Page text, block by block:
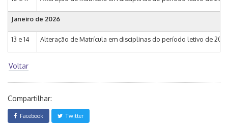
Janeiro de 2026
13 e 14 Alteração de Matrícula em disciplinas do período letivo de
Voltar
Compartilhar:
Facebook Twitter